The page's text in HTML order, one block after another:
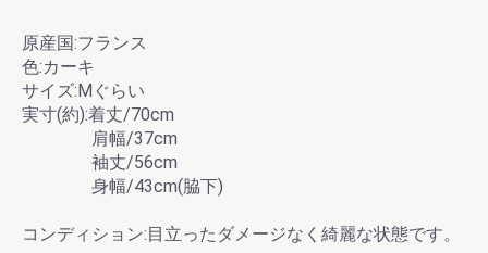
原産国:フランス
色:カーキ
サイズ:Mぐらい
実寸(約):着丈/70cm
肩幅/37cm
袖丈/56cm
身幅/43cm(脇下)
コンディション:目立ったダメージなく綺麗な状態です。